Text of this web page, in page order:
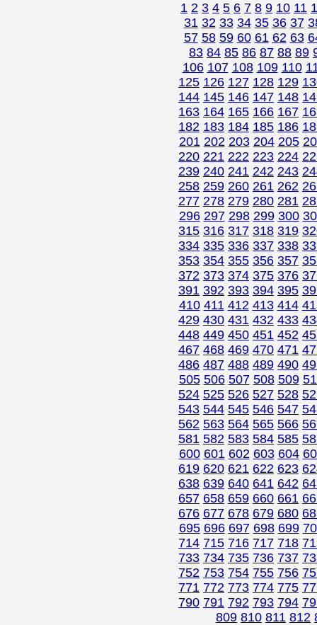
1 2 3 4 5 6 7 8 9 10 11
31 32 33 34 35 36 37
57 58 59 60 61 62 63
83 84 85 86 87 88 89
106 107 108 109 110
125 126 127 128 129
144 145 146 147 148
163 164 165 166 167
182 183 184 185 186
201 202 203 204 205
220 221 222 223 224
239 240 241 242 243
258 259 260 261 262
277 278 279 280 281
296 297 298 299 300
315 316 317 318 319
334 335 336 337 338
353 354 355 356 357
372 373 374 375 376
391 392 393 394 395
410 411 412 413 414
429 430 431 432 433
448 449 450 451 452
467 468 469 470 471
486 487 488 489 490
505 506 507 508 509
524 525 526 527 528
543 544 545 546 547
562 563 564 565 566
581 582 583 584 585
600 601 602 603 604
619 620 621 622 623
638 639 640 641 642
657 658 659 660 661
676 677 678 679 680
695 696 697 698 699
714 715 716 717 718
733 734 735 736 737
752 753 754 755 756
771 772 773 774 775
790 791 792 793 794
809 810 811 812